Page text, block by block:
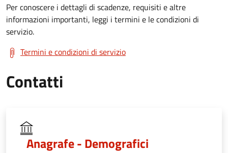
Per conoscere i dettagli di scadenze, requisiti e altre
informazioni importanti, leggi i termini e le condizioni di
servizio.
Termini e condizioni di servizio
Contatti
Anagrafe - Demografici